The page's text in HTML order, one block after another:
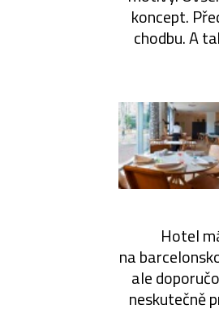
koncept.
chodbu. A
Hotel
na
ale
neskutečně